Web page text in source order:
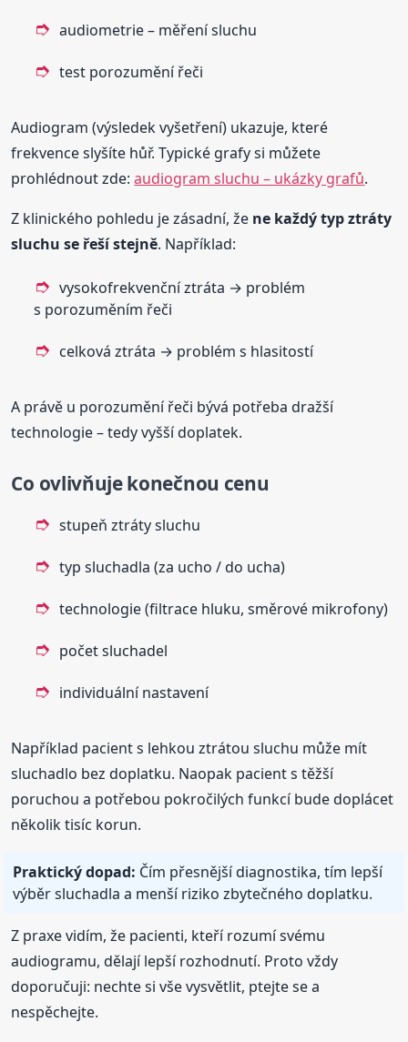
audiometrie – měření sluchu
test porozumění řeči
Audiogram (výsledek vyšetření) ukazuje, které
frekvence slyšíte hůř. Typické grafy si můžete
prohlédnout zde:audiogram sluchu – ukázky grafů.
Z klinického pohledu je zásadní, že ne každý typ ztráty
sluchu se řeší stejně. Například:
vysokofrekvenční ztráta → problém
s porozuměním řeči
celková ztráta → problém s hlasitostí
A právě u porozumění řeči bývá potřeba dražší
technologie – tedy vyšší doplatek.
Co ovlivňuje konečnou cenu
stupeň ztráty sluchu
typ sluchadla (za ucho / do ucha)
technologie (filtrace hluku, směrové mikrofony)
počet sluchadel
individuální nastavení
Například pacient s lehkou ztrátou sluchu může mít
sluchadlo bez doplatku. Naopak pacient s těžší
poruchou a potřebou pokročilých funkcí bude doplácet
několik tisíc korun.
Praktický dopad: Čím přesnější diagnostika, tím lepší
výběr sluchadla a menší riziko zbytečného doplatku.
Z praxe vidím, že pacienti, kteří rozumí svému
audiogramu, dělají lepší rozhodnutí. Proto vždy
doporučuji: nechte si vše vysvětlit, ptejte se a
nespěchejte.